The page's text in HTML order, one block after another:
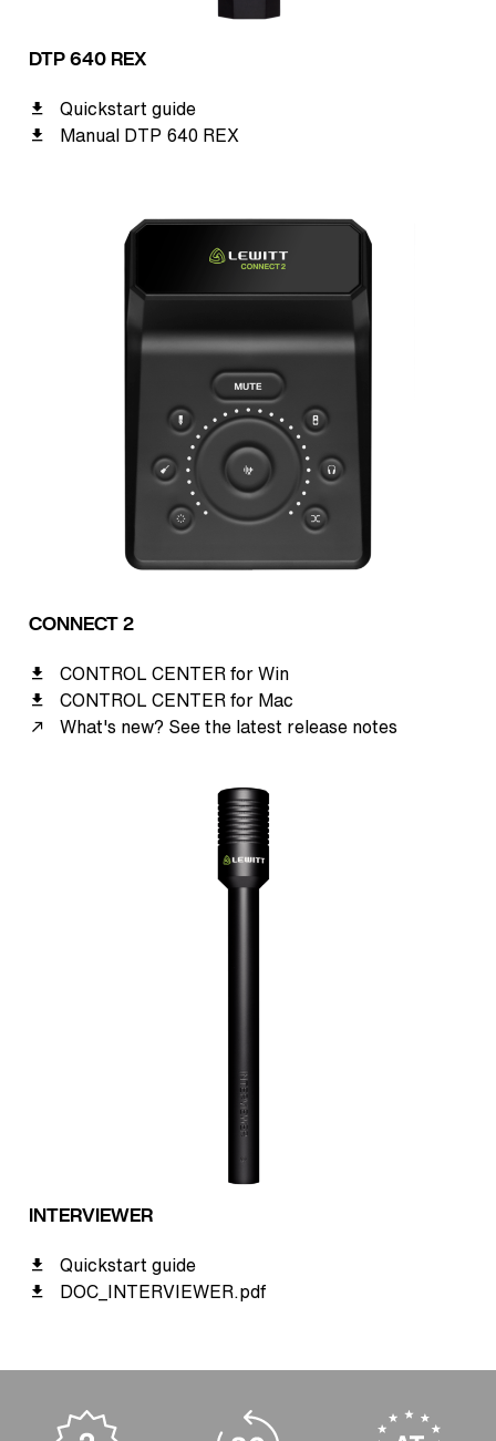
DTP 640 REX
Quickstart guide
Manual DTP 640 REX
CONNECT 2
CONTROL CENTER for Win
CONTROL CENTER for Mac
What's new? See the latest release notes
INTERVIEWER
Quickstart guide
DOC_INTERVIEWER.pdf